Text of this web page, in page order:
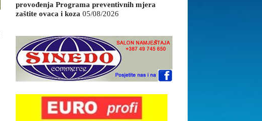
provođenja Programa preventivnih mjera
zaštite ovaca i koza 05/08/2026